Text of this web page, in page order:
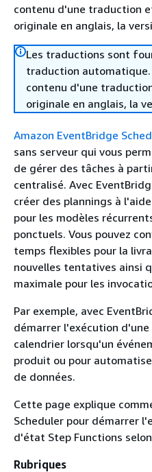
contenu d'une traduction
originale en anglais, la
Les traductions sont
traduction
contenu d'une
originale en anglais, la
Amazon EventBridge
sans serveur qui vous
de gérer des tâches à
centralisé. Avec
créer des plannings à
pour les modèles
ponctuels. Vous pouvez
temps flexibles pour la
nouvelles tentatives ainsi
maximale pour les
Par exemple, avec
démarrer l'exécution
calendrier lorsqu'un
produit ou pour
de données.
Cette page explique
Scheduler pour démarrer
d'état Step Functions
Rubriques